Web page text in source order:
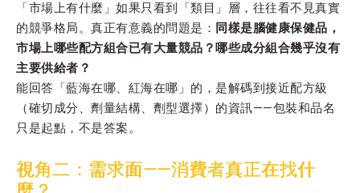
「市場上有什麼」如果只看到「類目」層，往往看不見真實
的競爭格局。真正有意義的問題是： 同樣是腦健康保健品，
市場上哪些配方組合已有大量競品？哪些成分組合幾乎沒有
主要供給者？
能回答「藍海在哪、紅海在哪」的，是解碼到接近配方級
（確切成分、劑量結構、劑型選擇）的資訊——包裝和品名
只是起點，不是答案。
視角二：需求面——消費者真正在找什